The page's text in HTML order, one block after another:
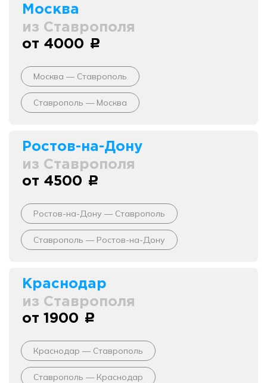
Москва
из Ставрополя
от 4000 c
Москва — Ставрополь
Ставрополь — Москва
Ростов-на-Дону
из Ставрополя
от 4500 c
Ростов-на-Дону — Ставрополь
Ставрополь — Ростов-на-Дону
Краснодар
из Ставрополя
от 1900 c
Краснодар — Ставрополь
Ставрополь — Краснодар